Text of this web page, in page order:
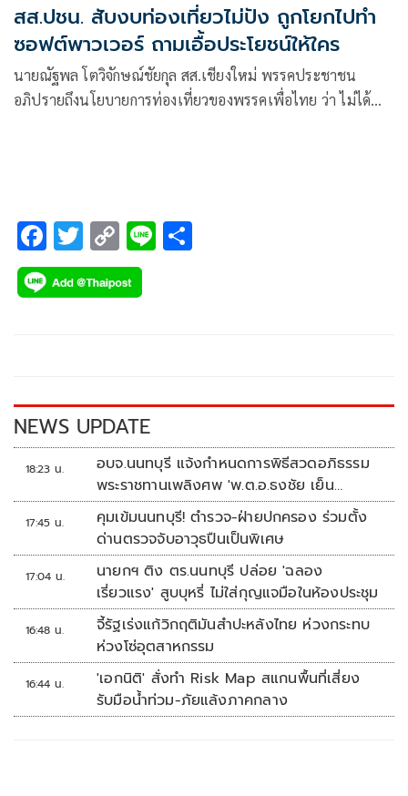
สส.ปชน. สับงบท่องเที่ยวไม่ปัง ถูกโยกไปทำ
ซอฟต์พาวเวอร์ ถามเอื้อประโยชน์ให้ใคร
นายณัฐพล โตวิจักษณ์ชัยกุล สส.เชียงใหม่ พรรคประชาชน
อภิปรายถึงนโยบายการท่องเที่ยวของพรรคเพื่อไทย ว่า ไม่ได้
F
ac
e
k
T
wi
tt
C
o
p
k
Li
NEWS UPDATE
18:23 น.
อบจ.นนทบุรี แจ้งกำหนดการพิธีสวดอภิธรรม
พระราชทานเพลิงศพ 'พ.ต.อ.ธงชัย เย็น
ประเสริฐ'
17:45 น.
คุมเข้มนนทบุรี! ตำรวจ-ฝ่ายปกครอง ร่วมตั้ง
ด่านตรวจจับอาวุธปืนเป็นพิเศษ
17:04 น.
นายกฯ ติง ตร.นนทบุรี ปล่อย 'ฉลอง
เรี่ยวแรง' สูบบุหรี่ ไม่ใส่กุญแจมือในห้องประชุม
16:48 น.
จี้รัฐเร่งแก้วิกฤติมันสำปะหลังไทย ห่วงกระทบ
ห่วงโซ่อุตสาหกรรม
16:44 น.
'เอกนิติ' สั่งทำ Risk Map สแกนพื้นที่เสี่ยง
รับมือน้ำท่วม-ภัยแล้งภาคกลาง